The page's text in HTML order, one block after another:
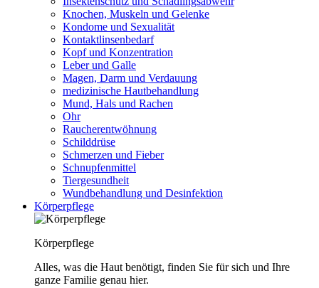
Knochen, Muskeln und Gelenke
Kondome und Sexualität
Kontaktlinsenbedarf
Kopf und Konzentration
Leber und Galle
Magen, Darm und Verdauung
medizinische Hautbehandlung
Mund, Hals und Rachen
Ohr
Raucherentwöhnung
Schilddrüse
Schmerzen und Fieber
Schnupfenmittel
Tiergesundheit
Wundbehandlung und Desinfektion
Körperpflege
Körperpflege
Alles, was die Haut benötigt, finden Sie für sich und Ihre
ganze Familie genau hier.